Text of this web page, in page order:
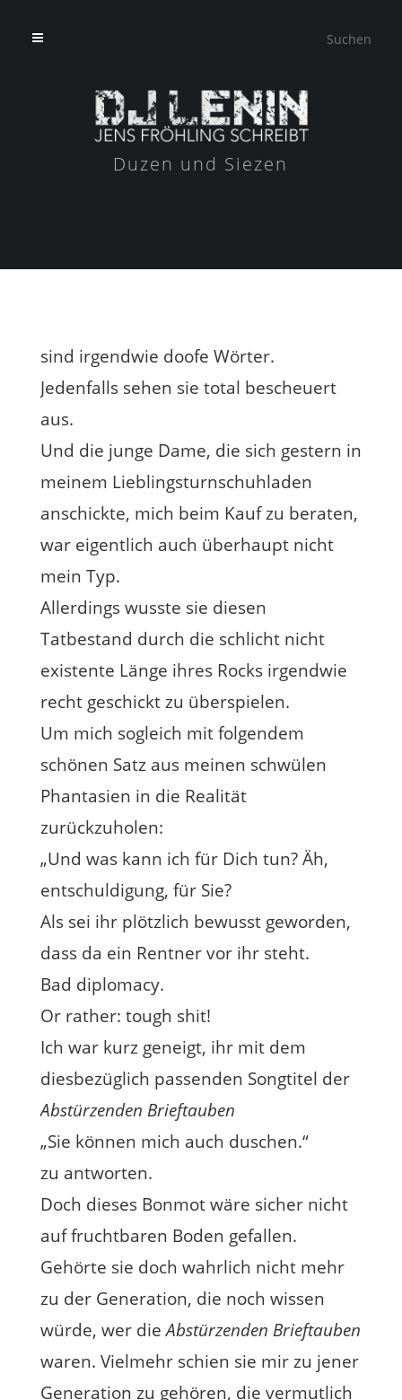
Duzen und Siezen
sind irgendwie doofe Wörter.
Jedenfalls sehen sie total bescheuert
aus.
Und die junge Dame, die sich gestern in
meinem Lieblingsturnschuhladen
anschickte, mich beim Kauf zu beraten,
war eigentlich auch überhaupt nicht
mein Typ.
Allerdings wusste sie diesen
Tatbestand durch die schlicht nicht
existente Länge ihres Rocks irgendwie
recht geschickt zu überspielen.
Um mich sogleich mit folgendem
schönen Satz aus meinen schwülen
Phantasien in die Realität
zurückzuholen:
„Und was kann ich für Dich tun? Äh,
entschuldigung, für Sie?
Als sei ihr plötzlich bewusst geworden,
dass da ein Rentner vor ihr steht.
Bad diplomacy.
Or rather: tough shit!
Ich war kurz geneigt, ihr mit dem
diesbezüglich passenden Songtitel der
Abstürzenden Brieftauben
„Sie können mich auch duschen.“
zu antworten.
Doch dieses Bonmot wäre sicher nicht
auf fruchtbaren Boden gefallen.
Gehörte sie doch wahrlich nicht mehr
zu der Generation, die noch wissen
würde, wer dieAbstürzenden Brieftauben
waren. Vielmehr schien sie mir zu jener
Generation zu gehören, die vermutlich